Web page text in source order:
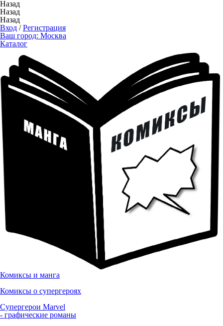
Назад
Назад
Назад
Вход /Регистрация
Ваш город: Москва
Каталог
Комиксы и манга
Комиксы о супергероях
Супергерои Marvel
- графические романы